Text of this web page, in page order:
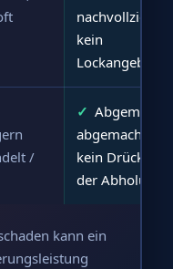
kein
Lockangebot
/
✓ Abgemacht
abgemacht –
kein Drücken
der Abholung
kann ein